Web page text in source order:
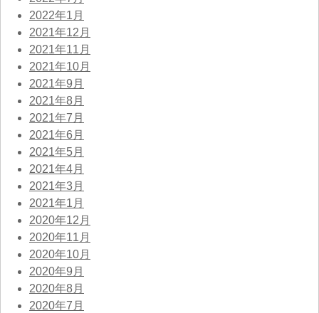
2022年1月
2021年12月
2021年11月
2021年10月
2021年9月
2021年8月
2021年7月
2021年6月
2021年5月
2021年4月
2021年3月
2021年1月
2020年12月
2020年11月
2020年10月
2020年9月
2020年8月
2020年7月